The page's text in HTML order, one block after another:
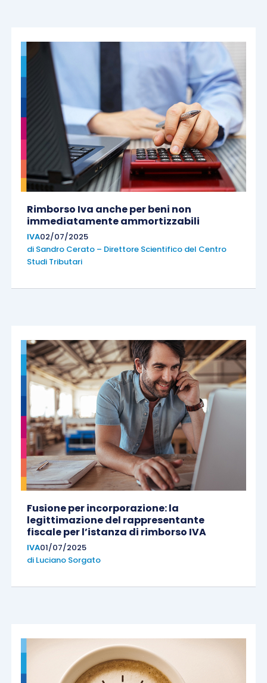
Rimborso Iva anche per beni non
immediatamente ammortizzabili
IVA02/07/2025
di Sandro Cerato – Direttore Scientifico del Centro
Studi Tributari
Fusione per incorporazione: la
legittimazione del rappresentante
fiscale per l’istanza di rimborso IVA
IVA01/07/2025
di Luciano Sorgato